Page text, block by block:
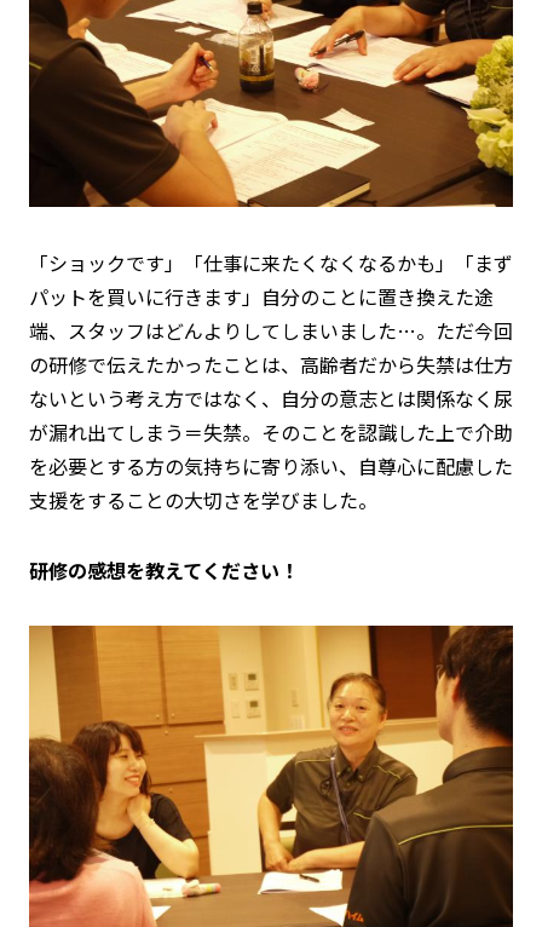
「ショックです」「仕事に来たくなくなるかも」「まず
パットを買いに行きます」自分のことに置き換えた途
端、スタッフはどんよりしてしまいました…。ただ今回
の研修で伝えたかったことは、高齢者だから失禁は仕方
ないという考え方ではなく、 自分の意志とは関係なく尿
が漏れ出てしまう＝失禁。そのことを認識した上で介助
を必要とする方の気持ちに寄り添い、自尊心に配慮した
支援をすることの大切さを学びました。
研修の感想を教えてください！